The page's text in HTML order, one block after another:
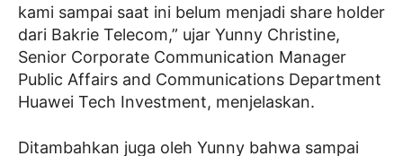
kami sampai saat ini belum menjadi share holder
dari Bakrie Telecom,” ujar Yunny Christine,
Senior Corporate Communication Manager
Public Affairs and Communications Department
Huawei Tech Investment, menjelaskan.
Ditambahkan juga oleh Yunny bahwa sampai